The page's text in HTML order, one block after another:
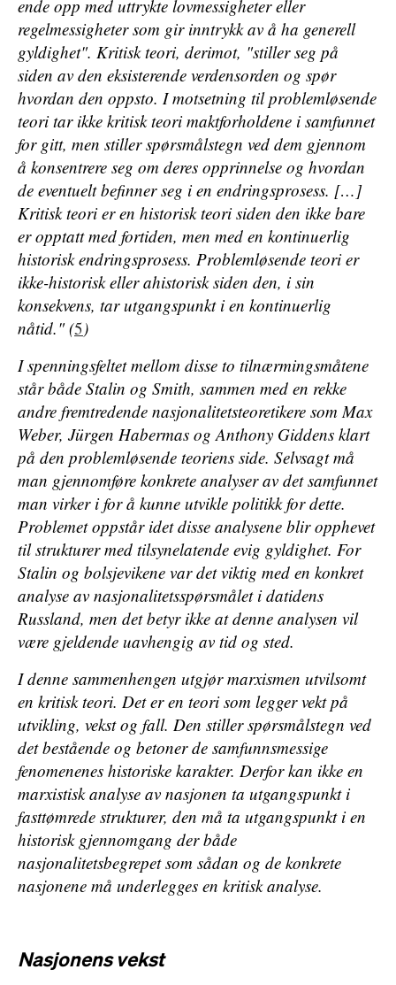
ende opp med uttrykte lovmessigheter eller
regelmessigheter som gir inntrykk av å ha generell
gyldighet". Kritisk teori, derimot, "stiller seg på
siden av den eksisterende verdensorden og spør
hvordan den oppsto. I motsetning til problemløsende
teori tar ikke kritisk teori maktforholdene i samfunnet
for gitt, men stiller spørsmålstegn ved dem gjennom
å konsentrere seg om deres opprinnelse og hvordan
de eventuelt befinner seg i en endringsprosess. […]
Kritisk teori er en historisk teori siden den ikke bare
er opptatt med fortiden, men med en kontinuerlig
historisk endringsprosess. Problemløsende teori er
ikke-historisk eller ahistorisk siden den, i sin
konsekvens, tar utgangspunkt i en kontinuerlig
nåtid." (5)
I spenningsfeltet mellom disse to tilnærmingsmåtene
står både Stalin og Smith, sammen med en rekke
andre fremtredende nasjonalitetsteoretikere som Max
Weber, Jürgen Habermas og Anthony Giddens klart
på den problemløsende teoriens side. Selvsagt må
man gjennomføre konkrete analyser av det samfunnet
man virker i for å kunne utvikle politikk for dette.
Problemet oppstår idet disse analysene blir opphevet
til strukturer med tilsynelatende evig gyldighet. For
Stalin og bolsjevikene var det viktig med en konkret
analyse av nasjonalitetsspørsmålet i datidens
Russland, men det betyr ikke at denne analysen vil
være gjeldende uavhengig av tid og sted.
I denne sammenhengen utgjør marxismen utvilsomt
en kritisk teori. Det er en teori som legger vekt på
utvikling, vekst og fall. Den stiller spørsmålstegn ved
det bestående og betoner de samfunnsmessige
fenomenenes historiske karakter. Derfor kan ikke en
marxistisk analyse av nasjonen ta utgangspunkt i
fasttømrede strukturer, den må ta utgangspunkt i en
historisk gjennomgang der både
nasjonalitetsbegrepet som sådan og de konkrete
nasjonene må underlegges en kritisk analyse.
Nasjonens vekst